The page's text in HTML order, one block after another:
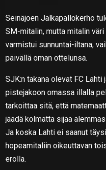
Seinäjoen Jalkapallokerho
SM-mitalin, mutta mitalin
varmistui sunnuntai-iltana,
päivällä oman ottelunsa.
SJK:n takana olevat FC
pistejakoon omassa illalla
tarkoittaa sitä, että
jäädä kolmatta sijaa
Ja koska Lahti ei saanut
hopeamitaliin oikeuttavan
erolla.